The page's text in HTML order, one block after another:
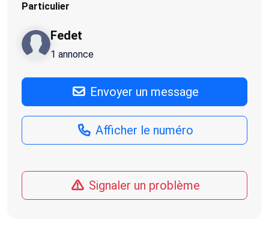
Particulier
Fedet
1 annonce
Envoyer un message
Afficher le numéro
Signaler un problème